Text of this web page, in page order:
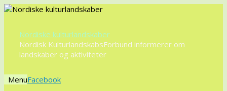
Nordiske kulturlandskaber
Nordisk KulturlandskabsForbund informerer om
landskaber og aktiviteter
Menu